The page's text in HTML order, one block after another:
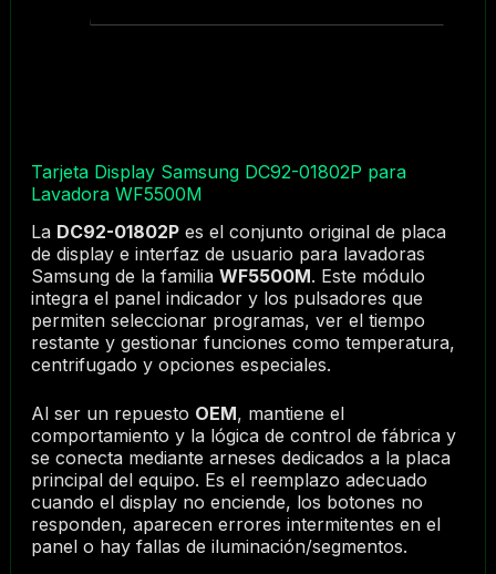
Tarjeta Display Samsung DC92-01802P para
Lavadora WF5500M
La DC92-01802Pes el conjunto original de placa
de display e interfaz de usuario para lavadoras
Samsung de la familia WF5500M. Este módulo
integra el panel indicador y los pulsadores que
permiten seleccionar programas, ver el tiempo
restante y gestionar funciones como temperatura,
centrifugado y opciones especiales.
Al ser un repuesto OEM, mantiene el
comportamiento y la lógica de control de fábrica y
se conecta mediante arneses dedicados a la placa
principal del equipo. Es el reemplazo adecuado
cuando el display no enciende, los botones no
responden, aparecen errores intermitentes en el
panel o hay fallas de iluminación/segmentos.